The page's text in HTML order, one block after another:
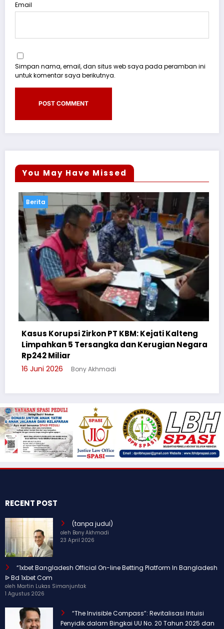
Email
Simpan nama, email, dan situs web saya pada peramban ini
untuk komentar saya berikutnya.
You May Have Missed
PT KBM: Kejati Kalteng
dan Kerugian Negara
Berita
Cegah Bullying,
RECENT POST
(tanpa judul)
oleh Bony Akhmadi
23 April 2026
“1xbet Bangladesh Official On-line Betting Platform In Bangladesh
ᐉ Bd 1xbet Com
oleh Martin Lukas Simanjuntak
1 Agustus 2026
“The Invisible Compass”: Revitalisasi Intuisi